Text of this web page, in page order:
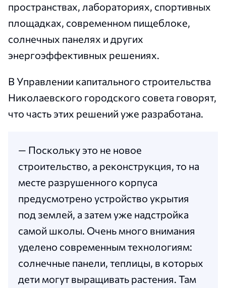
пространствах, лабораториях, спортивных
площадках, современном пищеблоке,
солнечных панелях и других
энергоэффективных решениях.
В Управлении капитального строительства
Николаевского городского совета говорят,
что часть этих решений уже разработана.
— Поскольку это не новое
строительство, а реконструкция, то на
месте разрушенного корпуса
предусмотрено устройство укрытия
под землей, а затем уже надстройка
самой школы. Очень много внимания
уделено современным технологиям:
солнечные панели, теплицы, в которых
дети могут выращивать растения. Там